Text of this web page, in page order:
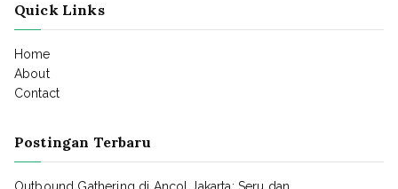
Quick Links
Home
About
Contact
Postingan Terbaru